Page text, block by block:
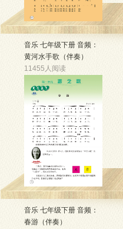
音乐 七年级下册 音频：
黄河水手歌（伴奏）
11455人阅读
音乐 七年级下册 音频：
春游（伴奏）